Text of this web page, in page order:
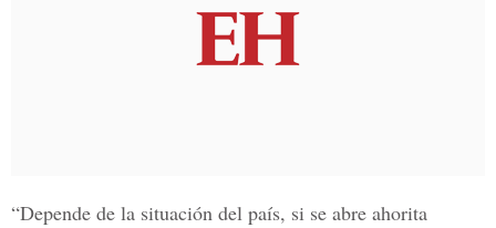
“Depende de la situación del país, si se abre ahorita